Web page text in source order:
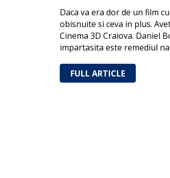
Daca va era dor de un film
obisnuite si ceva in plus.
Cinema 3D Craiova. Daniel
impartasita este remediul
FULL ARTICLE